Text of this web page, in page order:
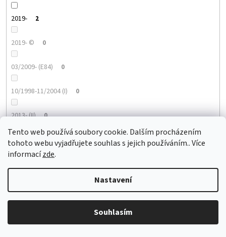
Tento web používá soubory cookie. Dalším procházením
tohoto webu vyjadřujete souhlas s jejich používáním.. Více
informacízde.
Nastavení
Souhlasím
2019- 2
2019- © 0
03/2009- (E84) 0
10/1998-11/2004 (I) 0
2013- (II) 0
09/2013- (II) 0